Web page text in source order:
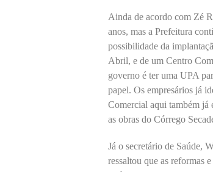
Ainda de acordo com Zé
anos, mas a Prefeitura
possibilidade da
Abril, e de um Centro
governo é ter uma UPA
papel. Os empresários já
Comercial aqui também já
as obras do Córrego
Já o secretário de Saúde,
ressaltou que as reformas